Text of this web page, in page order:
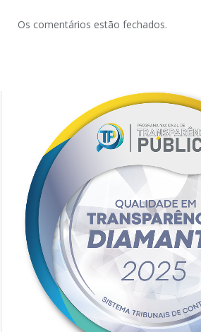
Os comentários estão fechados.